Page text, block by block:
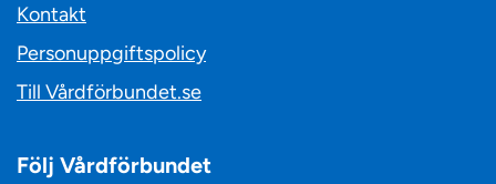
Kontakt
Personuppgiftspolicy
Till Vårdförbundet.se
Följ Vårdförbundet